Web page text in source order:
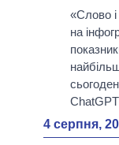
«Слово і
на
4 серпня,